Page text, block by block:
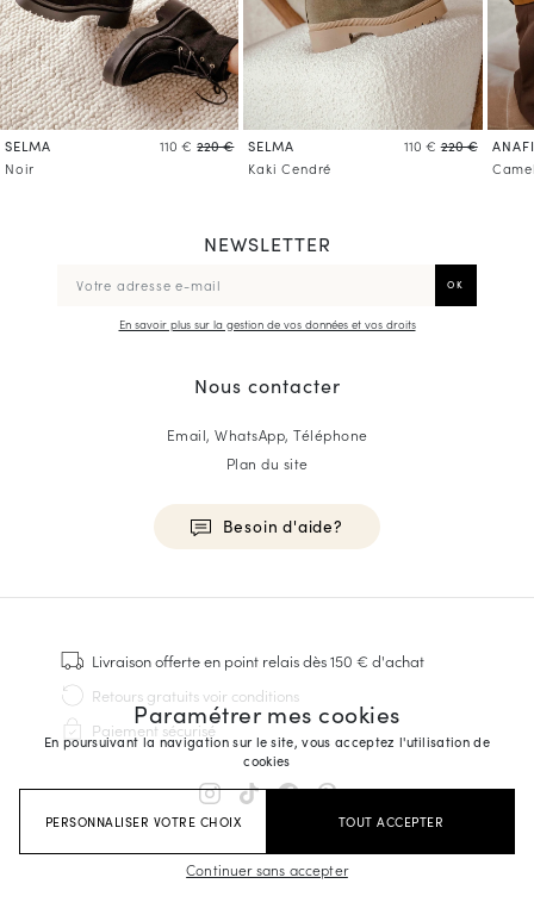
SELMA 110 € 220 €
Noir
SELMA 110 € 220 €
Kaki Cendré
ANAFI
Paramétrer mes cookies
En poursuivant la navigation sur le site, vous acceptez l'utilisation de
cookies
PERSONNALISER VOTRE CHOIX TOUT ACCEPTER
Continuer sans accepter
NEWSLETTER
En savoir plus sur la gestion de vos données et vos droits
Nous contacter
Email, WhatsApp, Téléphone
Plan du site
Besoin d'aide?
Baskets
Cousu Goodyear
Derbies & Richelieu
Richelieus Homme
Sandales & Espadrilles
Sacoches Business
Baskets Blanches Homme
Livraison offerteen point relais dès 150 € d'achat
Retours gratuitsvoir conditions
Paiement sécurisé